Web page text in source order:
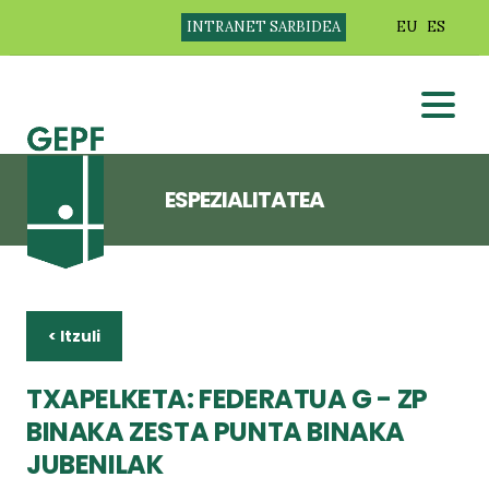
INTRANET SARBIDEA EU ES
ESPEZIALITATEA
< Itzuli
TXAPELKETA: FEDERATUA G - ZP
BINAKA ZESTA PUNTA BINAKA
JUBENILAK